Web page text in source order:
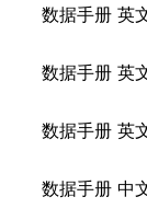
数据手册 英
数据手册 英
数据手册 英
数据手册 中